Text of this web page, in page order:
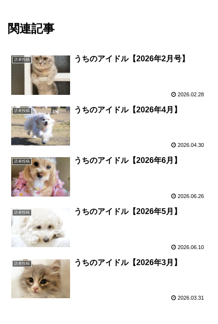
関連記事
読者投稿 うちのアイドル【2026年2月号】
2026.02.28
読者投稿 うちのアイドル【2026年4月】
2026.04.30
読者投稿 うちのアイドル【2026年6月】
2026.06.26
読者投稿 うちのアイドル【2026年5月】
2026.06.10
読者投稿 うちのアイドル【2026年3月】
2026.03.31